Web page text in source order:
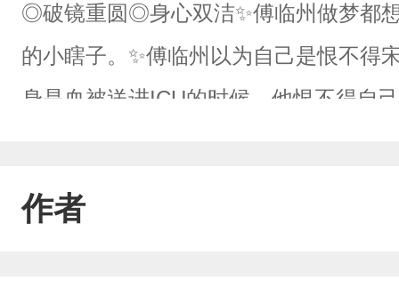
◎破镜重圆◎身心双洁✨傅临州做梦都
的小瞎子。✨傅临州以为自己是恨不得
身是血被送进ICU的时候，他恨不得自
作者